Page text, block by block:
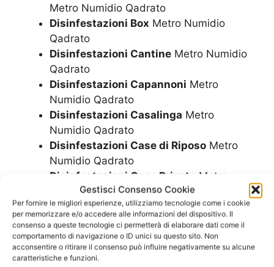
Gestisci Consenso Cookie
Per fornire le migliori esperienze, utilizziamo tecnologie come i cookie
per memorizzare e/o accedere alle informazioni del dispositivo. Il
consenso a queste tecnologie ci permetterà di elaborare dati come il
comportamento di navigazione o ID unici su questo sito. Non
acconsentire o ritirare il consenso può influire negativamente su alcune
caratteristiche e funzioni.
Metro Numidio Qadrato
Disinfestazioni Box Metro Numidio
Qadrato
Disinfestazioni Cantine Metro Numidio
Qadrato
Disinfestazioni Capannoni Metro
Numidio Qadrato
Disinfestazioni Casalinga Metro
Numidio Qadrato
Disinfestazioni Case di Riposo Metro
Numidio Qadrato
Disinfestazioni Case Private Metro
Numidio Qadrato
Disinfestazioni Case VacanzeMetro
Numidio Qadrato
Disinfestazioni Centri Commerciali
Metro Numidio Qadrato